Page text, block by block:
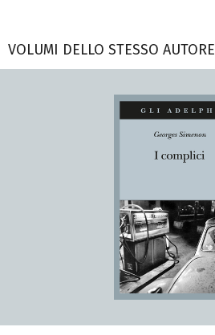
VOLUMI DELLO STESSO AUTORE